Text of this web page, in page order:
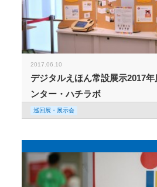
2017.06.10
デジタルえほん常設展示2017
ンター・ハチラボ
巡回展・展示会